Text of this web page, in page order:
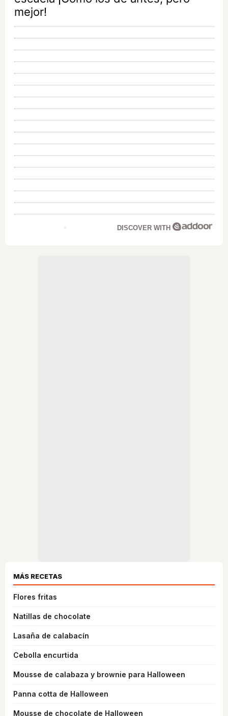
mejor!
DISCOVER WITH
MÁS RECETAS
Flores fritas
Natillas de chocolate
Lasaña de calabacín
Cebolla encurtida
Mousse de calabaza y brownie para Halloween
Panna cotta de Halloween
Mousse de chocolate de Halloween